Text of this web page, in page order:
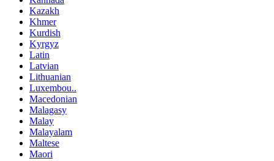
Kazakh
Khmer
Kurdish
Kyrgyz
Latin
Latvian
Lithuanian
Luxembou..
Macedonian
Malagasy
Malay
Malayalam
Maltese
Maori